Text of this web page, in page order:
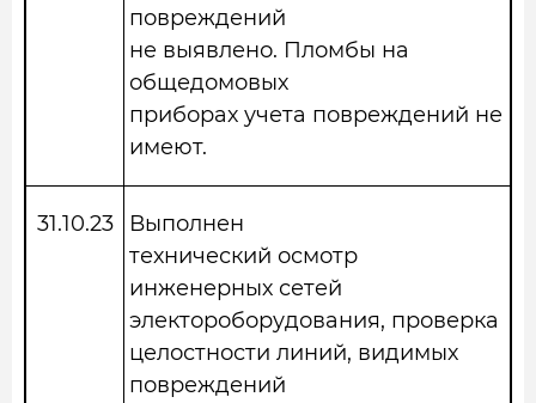
повреждений
не выявлено. Пломбы на
общедомовых
приборах учета повреждений не
имеют.
31.10.23
Выполнен
технический осмотр
инженерных сетей
электороборудования, проверка
целостности линий, видимых
повреждений